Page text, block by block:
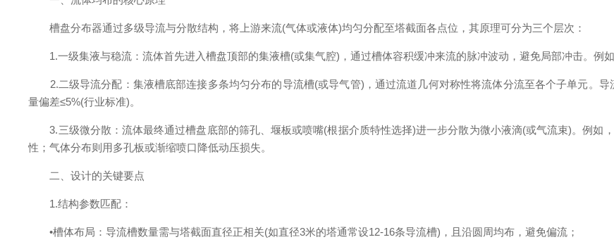
槽盘分布器通过多级导流与分散结构，将上游来流(气体或液体)均匀分配至塔截面各点位，其原理可分为三个层次：
1.一级集液与稳流：流体首先进入槽盘顶部的集液槽(或集气腔)，通过槽体容积缓冲来流的脉冲波动，避免局部冲击。例
2.二级导流分配：集液槽底部连接多条均匀分布的导流槽(或导气管)，通过流道几何对称性将流体分流至各个子单元。导
量偏差≤5%(行业标准)。
3.三级微分散：流体最终通过槽盘底部的筛孔、堰板或喷嘴(根据介质特性选择)进一步分散为微小液滴(或气流束)。例如
性；气体分布则用多孔板或渐缩喷口降低动压损失。
二、设计的关键要点
1.结构参数匹配：
•槽体布局：导流槽数量需与塔截面直径正相关(如直径3米的塔通常设12-16条导流槽)，且沿圆周均布，避免偏流；